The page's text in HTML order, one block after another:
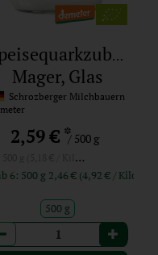
Mager, Glas
Schrozberger Milchbauern
2,59 €*/ 500 g
1 * 500 g (5,18 € / Kilogramm)
ab 6: 500 g 2,46 € (4,92 € /
500 g